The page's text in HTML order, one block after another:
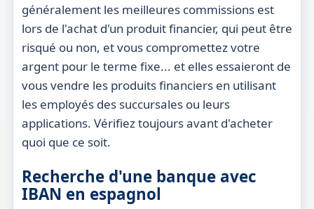
généralement les meilleures commissions est
lors de l'achat d'un produit financier, qui peut être
risqué ou non, et vous compromettez votre
argent pour le terme fixe... et elles essaieront de
vous vendre les produits financiers en utilisant
les employés des succursales ou leurs
applications. Vérifiez toujours avant d'acheter
quoi que ce soit.
Recherche d'une banque avec
IBAN en espagnol